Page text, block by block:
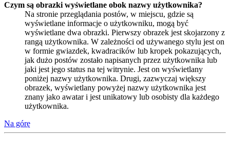
Czym są obrazki wyświetlane obok nazwy użytkownika?
Na stronie przeglądania postów, w miejscu, gdzie są
wyświetlane informacje o użytkowniku, mogą być
wyświetlane dwa obrazki. Pierwszy obrazek jest skojarzony z
rangą użytkownika. W zależności od używanego stylu jest on
w formie gwiazdek, kwadracików lub kropek pokazujących,
jak dużo postów zostało napisanych przez użytkownika lub
jaki jest jego status na tej witrynie. Jest on wyświetlany
poniżej nazwy użytkownika. Drugi, zazwyczaj większy
obrazek, wyświetlany powyżej nazwy użytkownika jest
znany jako awatar i jest unikatowy lub osobisty dla każdego
użytkownika.
Na górę